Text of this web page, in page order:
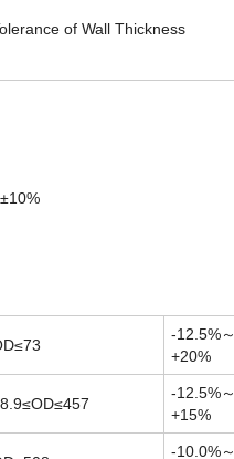
of Wall Thickness
-12.5%～
+20%
-12.5%～
+15%
-10.0%～